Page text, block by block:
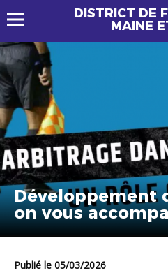
DISTRICT DE
MAINE
Développement
on vous
Publié le 05/03/2026